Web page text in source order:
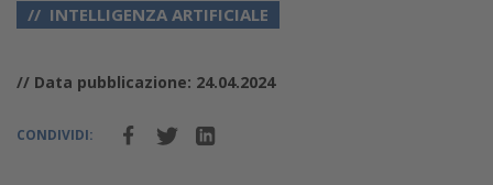
INTELLIGENZA ARTIFICIALE
// Data pubblicazione: 24.04.2024
CONDIVIDI: